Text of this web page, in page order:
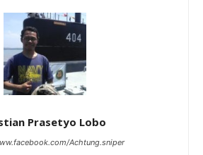
Prasetyo Lobo
Achtung.sniper